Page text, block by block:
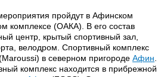
пройдут в Афинском
комплексе (ОАКА). В его состав
центр, крытый спортивный зал,
велодром. Спортивный комплекс
в северном пригороде Афин
комплекс находится в прибрежной